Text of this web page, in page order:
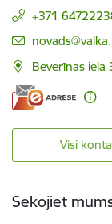
+371
E-pasts:
Beverīnas iela
Visi
Sekojiet